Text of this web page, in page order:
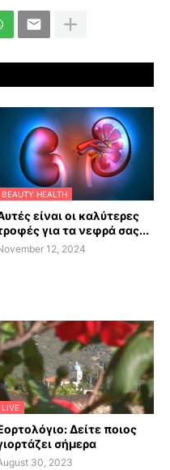
BEAUTY HEALTH
είναι οι καλύτερες
για τα νεφρά σας...
12, 2024
LIVE
Δείτε ποιος
σήμερα
30, 2023